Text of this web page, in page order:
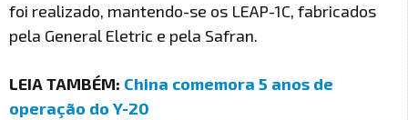
foi realizado, mantendo-se os LEAP-1C, fabricados
pela General Eletric e pela Safran.
LEIA TAMBÉM: China comemora 5 anos de
operação do Y-20